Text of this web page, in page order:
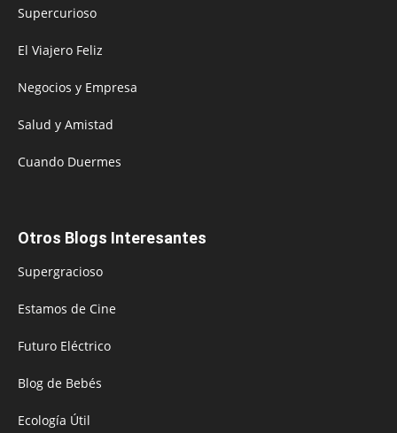
Supercurioso
El Viajero Feliz
Negocios y Empresa
Salud y Amistad
Cuando Duermes
Otros Blogs Interesantes
Supergracioso
Estamos de Cine
Futuro Eléctrico
Blog de Bebés
Ecología Útil